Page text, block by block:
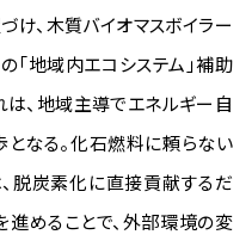
、木質バイオマスボイラー
「地域内エコシステム」補助
、地域主導でエネルギー自
なる。化石燃料に頼らない
脱炭素化に直接貢献するだ
進めることで、外部環境の変